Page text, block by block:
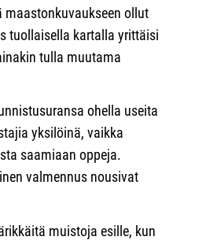
ollut
tuollaisella kartalla yrittäisi
tulla muutama
ohella useita
yksilöinä, vaikka
saamiaan oppeja.
valmennus nousivat
muistoja esille, kun